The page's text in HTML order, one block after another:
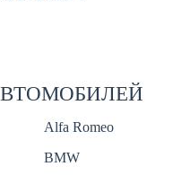
Alfa Romeo
BMW